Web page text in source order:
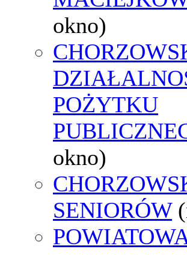
okno)
POŻYTKU
okno)
SENIORÓW